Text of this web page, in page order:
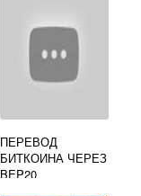
ПЕРЕВОД
БИТКОИНА ЧЕРЕЗ
BEP20